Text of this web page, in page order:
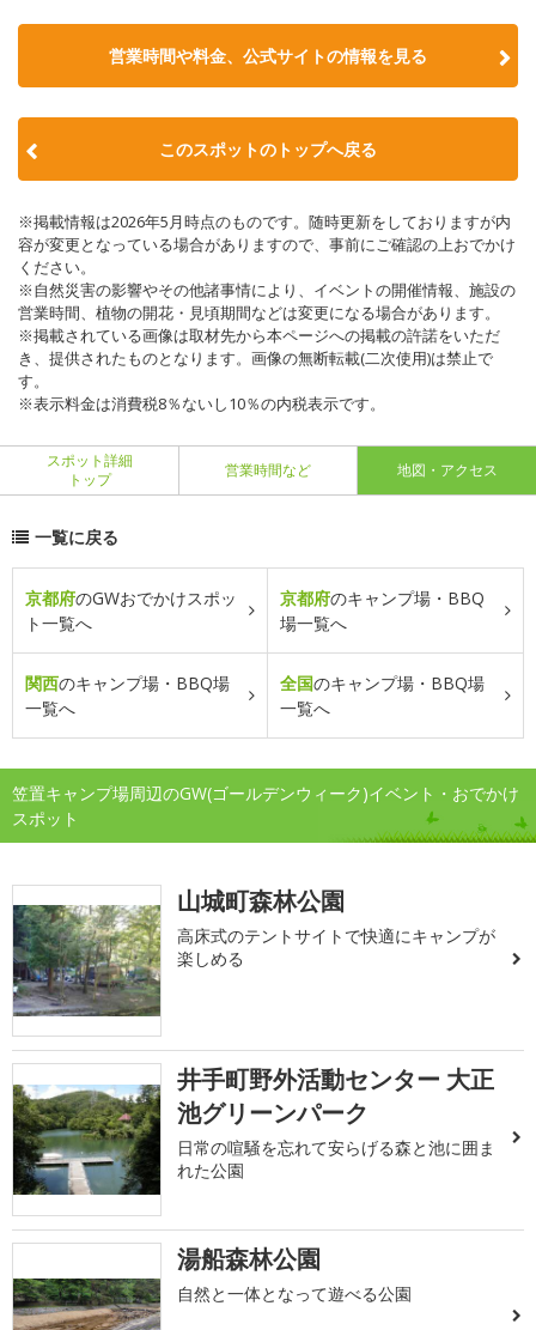
営業時間や料金、公式サイトの情報を見る
このスポットのトップへ戻る
※掲載情報は2026年5月時点のものです。随時更新をしておりますが内
容が変更となっている場合がありますので、事前にご確認の上おでかけ
ください。
※自然災害の影響やその他諸事情により、イベントの開催情報、施設の
営業時間、植物の開花・見頃期間などは変更になる場合があります。
※掲載されている画像は取材先から本ページへの掲載の許諾をいただ
き、提供されたものとなります。画像の無断転載(二次使用)は禁止で
す。
※表示料金は消費税8％ないし10％の内税表示です。
スポット詳細
トップ
営業時間など 地図・アクセス
一覧に戻る
京都府のGWおでかけスポッ
ト一覧へ
京都府のキャンプ場・BBQ
場一覧へ
関西のキャンプ場・BBQ場
一覧へ
全国のキャンプ場・BBQ場
一覧へ
笠置キャンプ場周辺のGW(ゴールデンウィーク)イベント・おでかけ
スポット
山城町森林公園
高床式のテントサイトで快適にキャンプが
楽しめる
井手町野外活動センター 大正
池グリーンパーク
日常の喧騒を忘れて安らげる森と池に囲ま
れた公園
湯船森林公園
自然と一体となって遊べる公園